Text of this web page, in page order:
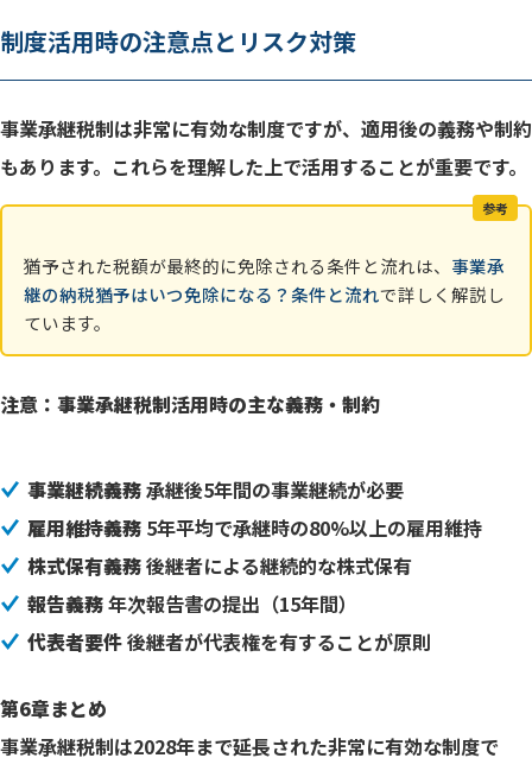
制度活用時の注意点とリスク対策
事業承継税制は非常に有効な制度ですが、適用後の義務や制約
もあります。これらを理解した上で活用することが重要です。
参考
猶予された税額が最終的に免除される条件と流れは、 事業承
継の納税猶予はいつ免除になる？条件と流れで詳しく解説し
ています。
注意：事業承継税制活用時の主な義務・制約
事業継続義務承継後5年間の事業継続が必要
雇用維持義務 5年平均で承継時の80%以上の雇用維持
株式保有義務後継者による継続的な株式保有
報告義務年次報告書の提出（15年間）
代表者要件後継者が代表権を有することが原則
第6章まとめ
事業承継税制は2028年まで延長された非常に有効な制度で